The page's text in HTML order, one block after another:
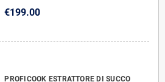
€199.00
PROFICOOK ESTRATTORE DI SUCCO